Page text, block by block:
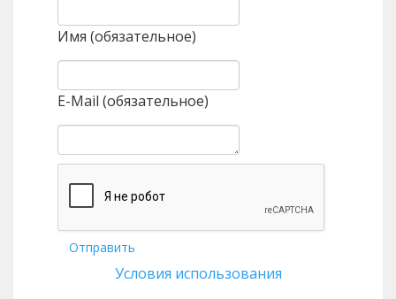
Имя (обязательное)
E-Mail (обязательное)
Отправить
Условия использования